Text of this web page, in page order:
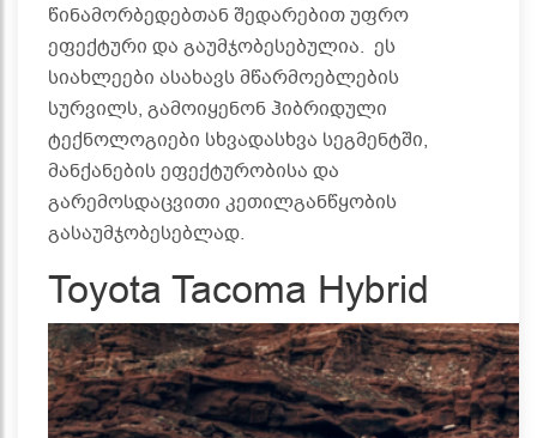
წინამორბედებთან შედარებით უფრო
ეფექტური და გაუმჯობესებულია. ეს
სიახლეები ასახავს მწარმოებლების
სურვილს, გამოიყენონ ჰიბრიდული
ტექნოლოგიები სხვადასხვა სეგმენტში,
მანქანების ეფექტურობისა და
გარემოსდაცვითი კეთილგანწყობის
გასაუმჯობესებლად.
Toyota Tacoma Hybrid